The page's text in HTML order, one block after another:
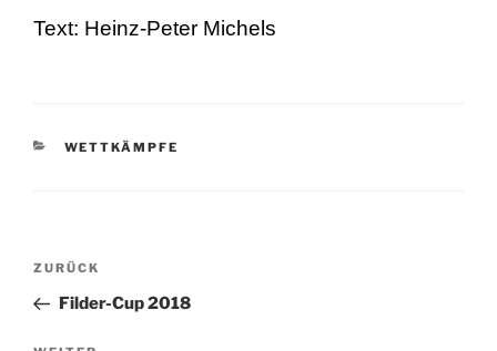
Text: Heinz-Peter Michels
KATEGORIEN
WETTKÄMPFE
Beitragsnavigation
Vorheriger
Beitrag
ZURÜCK
Filder-Cup 2018